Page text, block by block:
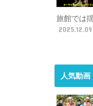
旅館では
2025.12.09
人気動画